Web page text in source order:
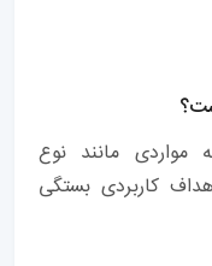
مانند نوع
کاربردی بستگی